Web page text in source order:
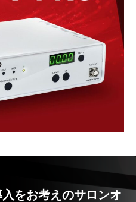
をお考えのサロンオ